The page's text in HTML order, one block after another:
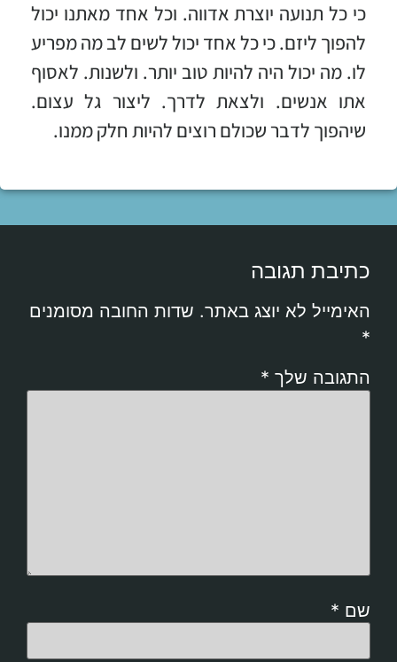
כי כל תנועה יוצרת אדווה. וכל אחד מאתנו יכול
להפוך ליזם. כי כל אחד יכול לשים לב מה מפריע
לו. מה יכול היה להיות טוב יותר. ולשנות. לאסוף
אתו אנשים. ולצאת לדרך. ליצור גל עצום.
שיהפוך לדבר שכולם רוצים להיות חלק ממנו.
כתיבת תגובה
האימייל לא יוצג באתר. שדות החובה מסומנים
*
התגובה שלך *
שם *